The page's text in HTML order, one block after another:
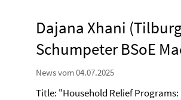
Dajana Xhani
Schumpeter BSoE
News vom 04.07.2025
Title: "Household Relief